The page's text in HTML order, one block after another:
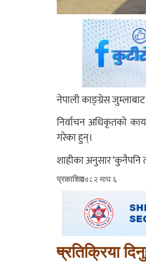
नेपाली काङ्ग्रेस
निर्वाचन अधिकृतको
गरेका हुन्।
शाहीका अनुसार
प्रकाशित :२०८२ माघ ६
प्रतिक्रिया